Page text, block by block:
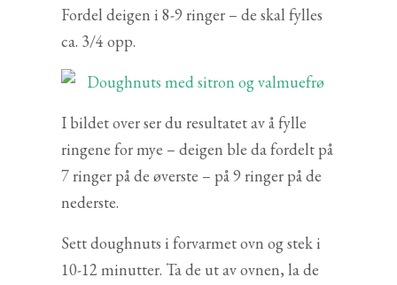
Fordel deigen i 8-9 ringer – de skal fylles
ca. 3/4 opp.
I bildet over ser du resultatet av å fylle
ringene for mye – deigen ble da fordelt på
7 ringer på de øverste – på 9 ringer på de
nederste.
Sett doughnuts i forvarmet ovn og stek i
10-12 minutter. Ta de ut av ovnen, la de